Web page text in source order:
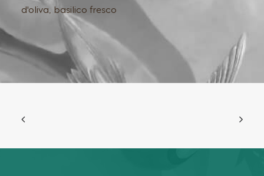
d'oliva, basilico fresco